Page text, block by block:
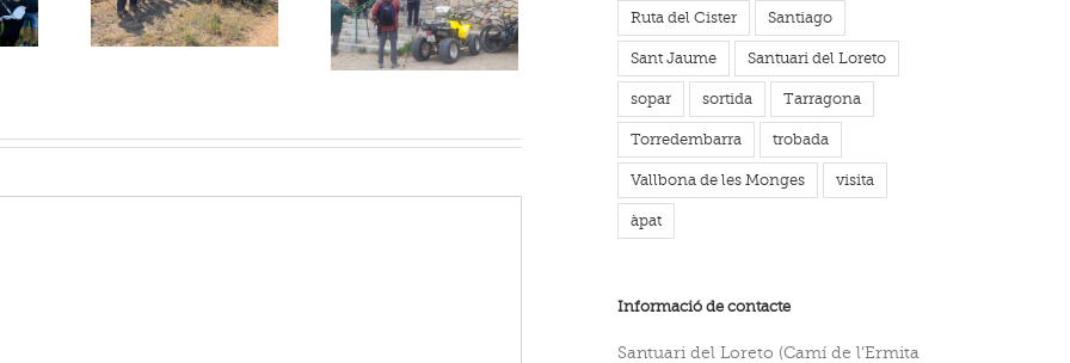
2026
Maig 2026
Amics Camí Sant
Jaume
Ruta del Cister Santiago
Sant Jaume Santuari del Loreto
sopar sortida Tarragona
Torredembarra trobada
Vallbona de les Monges visita
àpat
Informació de contacte
Santuari del Loreto (Camí de l’Ermita